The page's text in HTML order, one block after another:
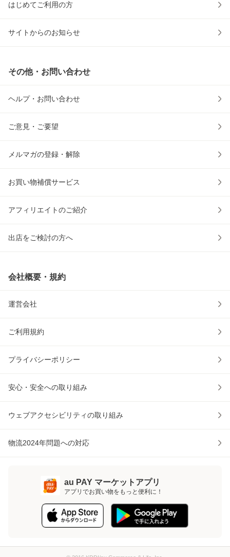
はじめてご利用の方
サイトからのお知らせ
その他・お問い合わせ
ヘルプ・お問い合わせ
ご意見・ご要望
メルマガの登録・解除
お買い物補償サービス
アフィリエイトのご紹介
出店をご検討の方へ
会社概要・規約
運営会社
ご利用規約
プライバシーポリシー
安心・安全への取り組み
ウェブアクセシビリティの取り組み
物流2024年問題への対応
au PAY マーケットアプリ
アプリでお買い物をもっと便利に！